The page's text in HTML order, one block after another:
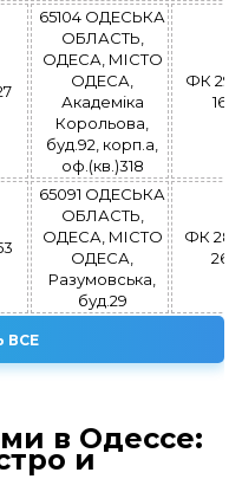
65104 ОДЕСЬКА
ОБЛАСТЬ,
ОДЕСА, МІСТО
ОДЕСА,
Академіка
Корольова,
буд.92, корп.а,
оф.(кв.)318
ФК
65091 ОДЕСЬКА
ОБЛАСТЬ,
ОДЕСА, МІСТО
ОДЕСА,
Разумовська,
буд.29
ФК
ВСЕ
в Одессе:
и